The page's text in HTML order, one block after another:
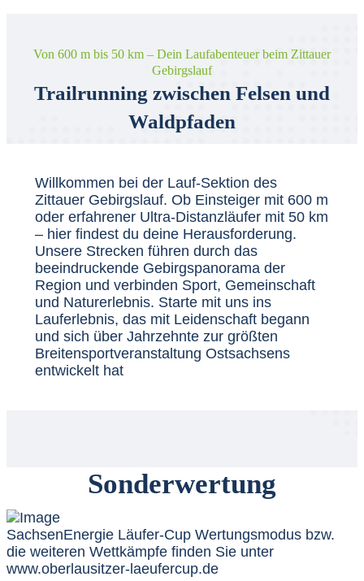
Von 600 m bis 50 km – Dein Laufabenteuer beim Zittauer
Gebirgslauf
Trailrunning zwischen Felsen und
Waldpfaden
Willkommen bei der Lauf-Sektion des
Zittauer Gebirgslauf. Ob Einsteiger mit 600 m
oder erfahrener Ultra-Distanzläufer mit 50 km
– hier findest du deine Herausforderung.
Unsere Strecken führen durch das
beeindruckende Gebirgspanorama der
Region und verbinden Sport, Gemeinschaft
und Naturerlebnis. Starte mit uns ins
Lauferlebnis, das mit Leidenschaft begann
und sich über Jahrzehnte zur größten
Breitensportveranstaltung Ostsachsens
entwickelt hat
Sonderwertung
SachsenEnergie Läufer-Cup Wertungsmodus bzw.
die weiteren Wettkämpfe finden Sie unter
www.oberlausitzer-laeufercup.de